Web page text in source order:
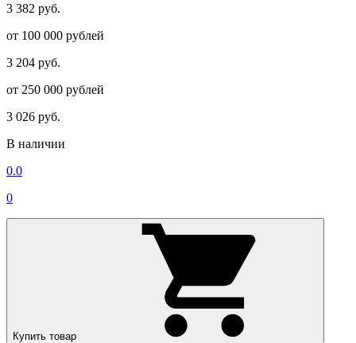
3 382 руб.
от 100 000 рублей
3 204 руб.
от 250 000 рублей
3 026 руб.
В наличии
0.0
0
Купить товар